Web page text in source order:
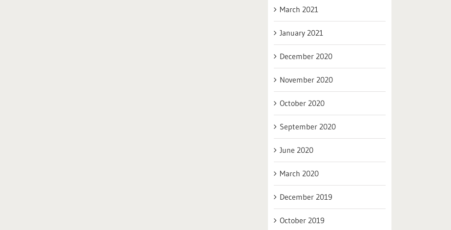
March 2021
January 2021
December 2020
November 2020
October 2020
September 2020
June 2020
March 2020
December 2019
October 2019